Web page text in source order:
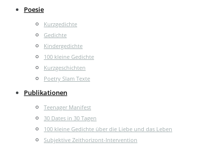
Poesie
Kurzgedichte
Gedichte
Kindergedichte
100 kleine Gedichte
Kurzgeschichten
Poetry Slam Texte
Publikationen
Teenager Manifest
30 Dates in 30 Tagen
100 kleine Gedichte über die Liebe und das Leben
Subjektive Zeithorizont-Intervention